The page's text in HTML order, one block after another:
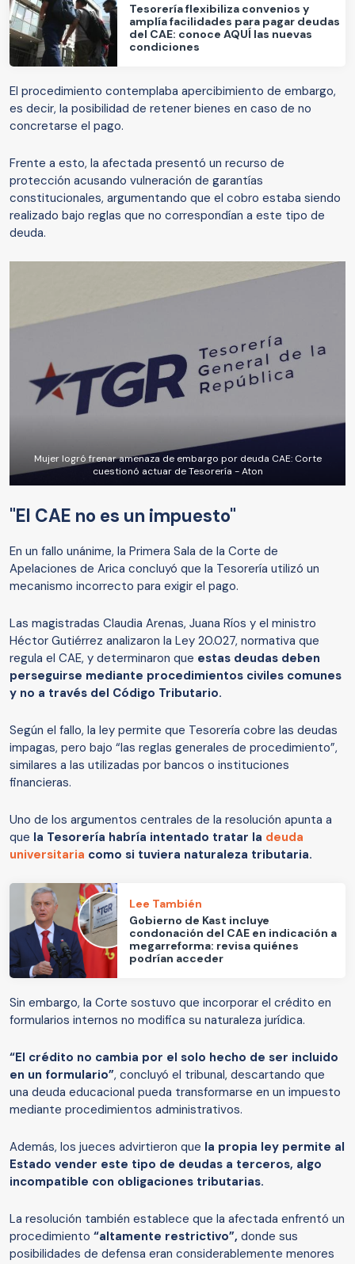
Tesorería flexibiliza convenios y
amplía facilidades para pagar deudas
del CAE: conoce AQUÍ las nuevas
condiciones
El procedimiento contemplaba apercibimiento de embargo,
es decir, la posibilidad de retener bienes en caso de no
concretarse el pago.
Frente a esto, la afectada presentó un recurso de
protección acusando vulneración de garantías
constitucionales, argumentando que el cobro estaba siendo
realizado bajo reglas que no correspondían a este tipo de
deuda.
Mujer logró frenar amenaza de embargo por deuda CAE: Corte
cuestionó actuar de Tesorería - Aton
"El CAE no es un impuesto"
En un fallo unánime, la Primera Sala de la Corte de
Apelaciones de Arica concluyó que la Tesorería utilizó un
mecanismo incorrecto para exigir el pago.
Las magistradas Claudia Arenas, Juana Ríos y el ministro
Héctor Gutiérrez analizaron la Ley 20.027, normativa que
regula el CAE, y determinaron que estas deudas deben
perseguirse mediante procedimientos civiles comunes
y no a través del Código Tributario.
Según el fallo, la ley permite que Tesorería cobre las deudas
impagas, pero bajo “las reglas generales de procedimiento”,
similares a las utilizadas por bancos o instituciones
financieras.
Uno de los argumentos centrales de la resolución apunta a
que la Tesorería habría intentado tratar la deuda
universitaria como si tuviera naturaleza tributaria.
Lee También
Gobierno de Kast incluye
condonación del CAE en indicación a
megarreforma: revisa quiénes
podrían acceder
Sin embargo, la Corte sostuvo que incorporar el crédito en
formularios internos no modifica su naturaleza jurídica.
“El crédito no cambia por el solo hecho de ser incluido
en un formulario”, concluyó el tribunal, descartando que
una deuda educacional pueda transformarse en un impuesto
mediante procedimientos administrativos.
Además, los jueces advirtieron que la propia ley permite al
Estado vender este tipo de deudas a terceros, algo
incompatible con obligaciones tributarias.
La resolución también establece que la afectada enfrentó un
procedimiento “altamente restrictivo”, donde sus
posibilidades de defensa eran considerablemente menores